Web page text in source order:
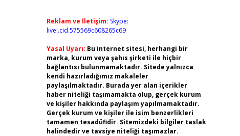
Reklam ve İletişim: Skype:
live:.cid.575569c608265c69
Yasal Uyarı: Bu internet sitesi, herhangi bir
marka, kurum veya şahıs şirketi ile hiçbir
bağlantısı bulunmamaktadır. Sitede yalnızca
kendi hazırladığımız makaleler
paylaşılmaktadır. Burada yer alan içerikler
haber niteliği taşımamakta olup, gerçek kurum
ve kişiler hakkında paylaşım yapılmamaktadır.
Gerçek kurum ve kişiler ile isim benzerlikleri
tamamen tesadüfidir. Sitemizdeki bilgiler taslak
halindedir ve tavsiye niteliği taşımazlar.